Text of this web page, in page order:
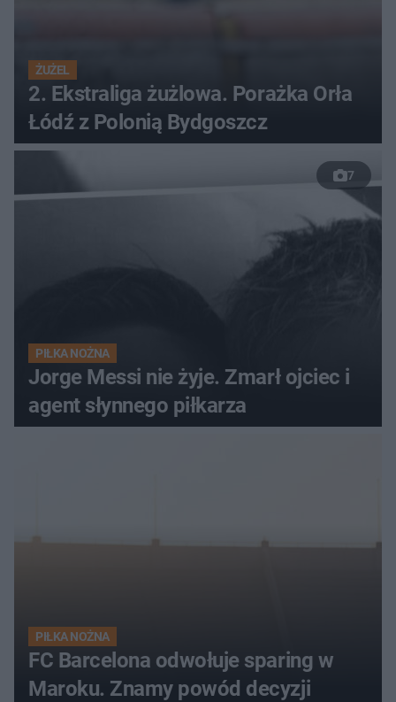
ŻUŻEL
2. Ekstraliga żużlowa. Porażka Orła
Łódź z Polonią Bydgoszcz
7
PIŁKA NOŻNA
Jorge Messi nie żyje. Zmarł ojciec i
agent słynnego piłkarza
PIŁKA NOŻNA
FC Barcelona odwołuje sparing w
Maroku. Znamy powód decyzji